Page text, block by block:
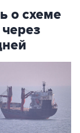
о схеме